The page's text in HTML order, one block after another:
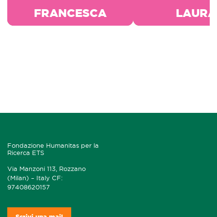
FRANCESCA LAURA
Fondazione Humanitas per la
Ricerca ETS
Via Manzoni 113, Rozzano
(Milan) – Italy CF:
97408620157